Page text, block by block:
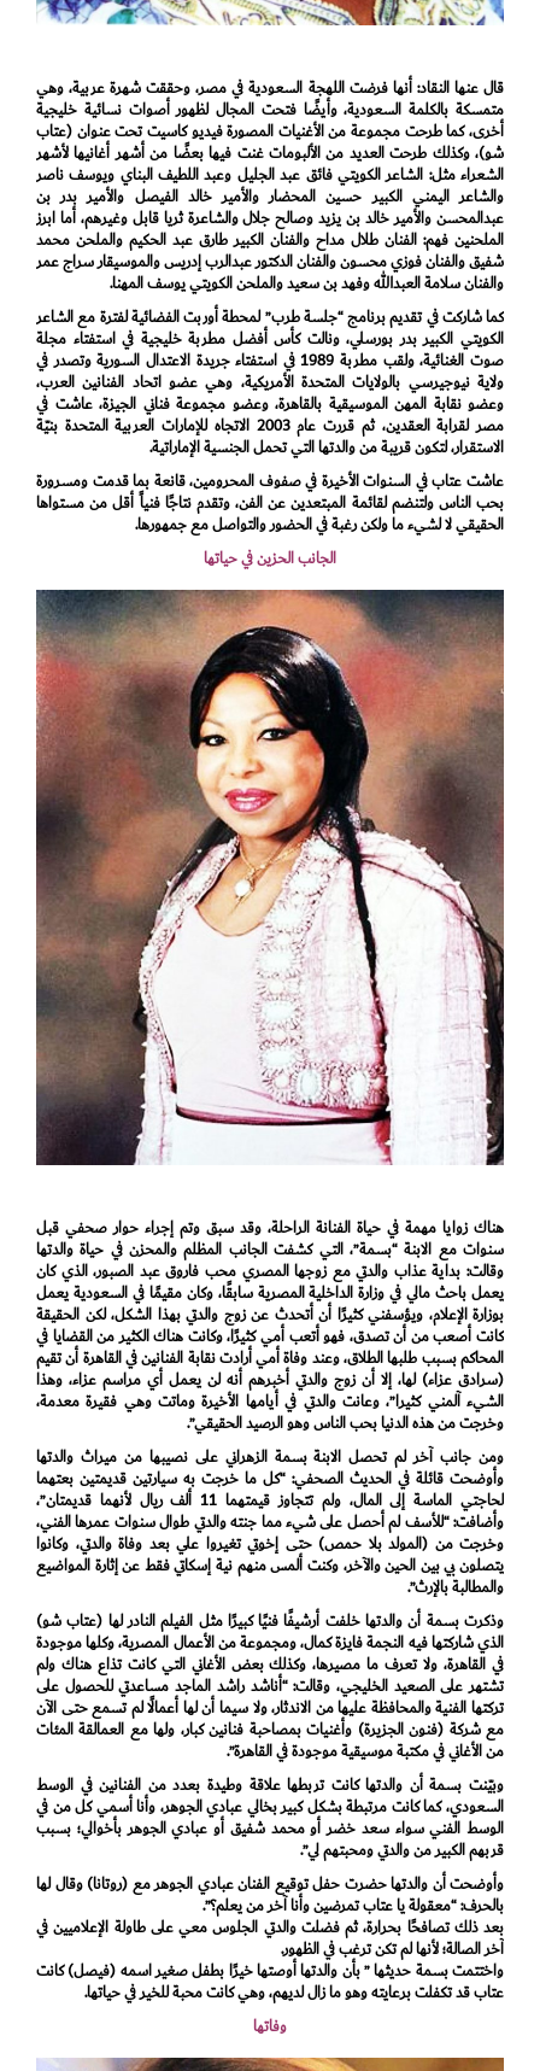
قال عنها النقاد: أنها فرضت اللهجة السعودية في مصر، وحققت شهرة عربية، وهي
متمسكة بالكلمة السعودية، وأيضًا فتحت المجال لظهور أصوات نسائية خليجية
أخرى، كما طرحت مجموعة من الأغنيات المصورة فيديو كاسيت تحت عنوان (عتاب
شو)، وكذلك طرحت العديد من الألبومات غنت فيها بعضًا من أشهر أغانيها لأشهر
الشعراء مثل: الشاعر الكويتي فائق عبد الجليل وعبد اللطيف البناي ويوسف ناصر
والشاعر اليمني الكبير حسين المحضار والأمير خالد الفيصل والأمير بدر بن
عبدالمحسن والأمير خالد بن يزيد وصالح جلال والشاعرة ثريا قابل وغيرهم، أما ابرز
الملحنين فهم: الفنان طلال مداح والفنان الكبير طارق عبد الحكيم والملحن محمد
شفيق والفنان فوزي محسون والفنان الدكتور عبدالرب إدريس والموسيقار سراج عمر
والفنان سلامة العبدالله وفهد بن سعيد والملحن الكويتي يوسف المهنا.
كما شاركت في تقديم برنامج “جلسة طرب” لمحطة أوربت الفضائية لفترة مع الشاعر
الكويتي الكبير بدر بورسلي، ونالت كأس أفضل مطربة خليجية في استفتاء مجلة
صوت الغنائية، ولقب مطربة 1989 في استفتاء جريدة الاعتدال السورية وتصدر في
ولاية نيوجيرسي بالولايات المتحدة الأمريكية، وهي عضو اتحاد الفنانين العرب،
وعضو نقابة المهن الموسيقية بالقاهرة، وعضو مجموعة فناني الجيزة، عاشت في
مصر لقرابة العقدين، ثم قررت عام 2003 الاتجاه للإمارات العربية المتحدة بنيّة
الاستقرار، لتكون قريبة من والدتها التي تحمل الجنسية الإماراتية.
عاشت عتاب في السنوات الأخيرة في صفوف المحرومين، قانعة بما قدمت ومسرورة
بحب الناس ولتنضم لقائمة المبتعدين عن الفن، وتقدم نتاجًا فنياً أقل من مستواها
الحقيقي لا لشيء ما ولكن رغبة في الحضور والتواصل مع جمهورها.
الجانب الحزين في حياتها
هناك زوايا مهمة في حياة الفنانة الراحلة، وقد سبق وتم إجراء حوار صحفي قبل
سنوات مع الابنة “بسمة”، التي كشفت الجانب المظلم والمحزن في حياة والدتها
وقالت: بداية عذاب والدتي مع زوجها المصري محب فاروق عبد الصبور، الذي كان
يعمل باحث مالي في وزارة الداخلية المصرية سابقًا، وكان مقيمًا في السعودية يعمل
بوزارة الإعلام، ويؤسفني كثيرًا أن أتحدث عن زوج والدتي بهذا الشكل، لكن الحقيقة
كانت أصعب من أن تصدق، فهو أتعب أمي كثيرًا، وكانت هناك الكثير من القضايا في
المحاكم بسبب طلبها الطلاق، وعند وفاة أمي أرادت نقابة الفنانين في القاهرة أن تقيم
(سرادق عزاء) لها، إلا أن زوج والدتي أخبرهم أنه لن يعمل أي مراسم عزاء، وهذا
الشيء آلمني كثيرا”، وعانت والدتي في أيامها الأخيرة وماتت وهي فقيرة معدمة،
وخرجت من هذه الدنيا بحب الناس وهو الرصيد الحقيقي”.
ومن جانب آخر لم تحصل الابنة بسمة الزهراني على نصيبها من ميراث والدتها
وأوضحت قائلة في الحديث الصحفي: “كل ما خرجت به سيارتين قديمتين بعتهما
لحاجتي الماسة إلى المال، ولم تتجاوز قيمتهما 11 ألف ريال لأنهما قديمتان”،
وأضافت: “للأسف لم أحصل على شيء مما جنته والدتي طوال سنوات عمرها الفني،
وخرجت من (المولد بلا حمص) حتى إخوتي تغيروا علي بعد وفاة والدتي، وكانوا
يتصلون بي بين الحين والآخر، وكنت ألمس منهم نية إسكاتي فقط عن إثارة المواضيع
والمطالبة بالإرث”.
وذكرت بسمة أن والدتها خلفت أرشيفًا فنيًا كبيرًا مثل الفيلم النادر لها (عتاب شو)
الذي شاركتها فيه النجمة فايزة كمال، ومجموعة من الأعمال المصرية، وكلها موجودة
في القاهرة، ولا تعرف ما مصيرها، وكذلك بعض الأغاني التي كانت تذاع هناك ولم
تشتهر على الصعيد الخليجي، وقالت: “أناشد راشد الماجد مساعدتي للحصول على
تركتها الفنية والمحافظة عليها من الاندثار، ولا سيما أن لها أعمالًا لم تسمع حتى الآن
مع شركة (فنون الجزيرة) وأغنيات بمصاحبة فنانين كبار، ولها مع العمالقة المئات
من الأغاني في مكتبة موسيقية موجودة في القاهرة”.
وبيّنت بسمة أن والدتها كانت تربطها علاقة وطيدة بعدد من الفنانين في الوسط
السعودي، كما كانت مرتبطة بشكل كبير بخالي عبادي الجوهر، وأنا أسمي كل من في
الوسط الفني سواء سعد خضر أو محمد شفيق أو عبادي الجوهر بأخوالي؛ بسبب
قربهم الكبير من والدتي ومحبتهم لي”.
وأوضحت أن والدتها حضرت حفل توقيع الفنان عبادي الجوهر مع (روتانا) وقال لها
بالحرف: “معقولة يا عتاب تمرضين وأنا آخر من يعلم؟”.
بعد ذلك تصافحًا بحرارة، ثم فضلت والدتي الجلوس معي على طاولة الإعلاميين في
آخر الصالة؛ لأنها لم تكن ترغب في الظهور.
واختتمت بسمة حديثها ” بأن والدتها أوصتها خيرًا بطفل صغير اسمه (فيصل) كانت
عتاب قد تكفلت برعايته وهو ما زال لديهم، وهي كانت محبة للخير في حياتها.
وفاتها